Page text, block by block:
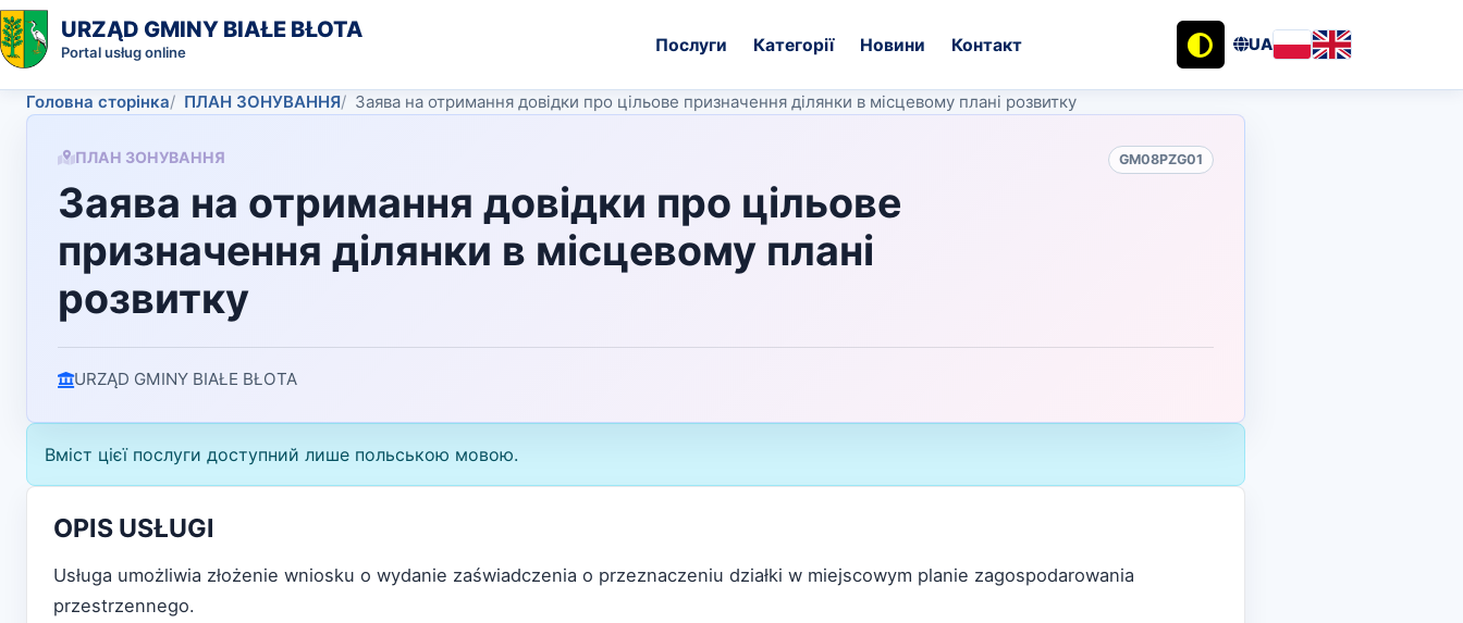
URZĄD GMINY BIAŁE BŁOTA
Portal usług online Послуги Категорії Новини Контакт UA
Головна сторінка ПЛАН ЗОНУВАННЯ Заява на отримання довідки про цільове призначення ділянки в місцевому плані розвитку
ПЛАН ЗОНУВАННЯ GM08PZG01
Заява на отримання довідки про цільове
призначення ділянки в місцевому плані
розвитку
URZĄD GMINY BIAŁE BŁOTA
Вміст цієї послуги доступний лише польською мовою.
OPIS USŁUGI
Usługa umożliwia złożenie wniosku o wydanie zaświadczenia o przeznaczeniu działki w miejscowym planie zagospodarowania
przestrzennego.